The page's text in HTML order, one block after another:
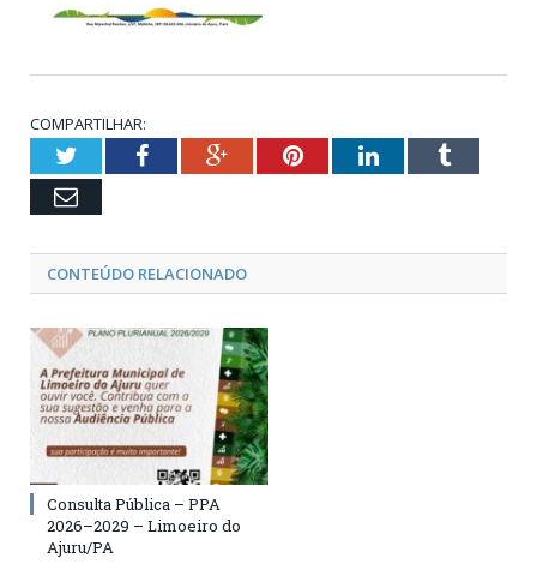
COMPARTILHAR:
TwitterFacebookGoogle+PinterestLinkedInTumblr
Email
CONTEÚDO RELACIONADO
Consulta Pública – PPA
2026–2029 – Limoeiro do
Ajuru/PA